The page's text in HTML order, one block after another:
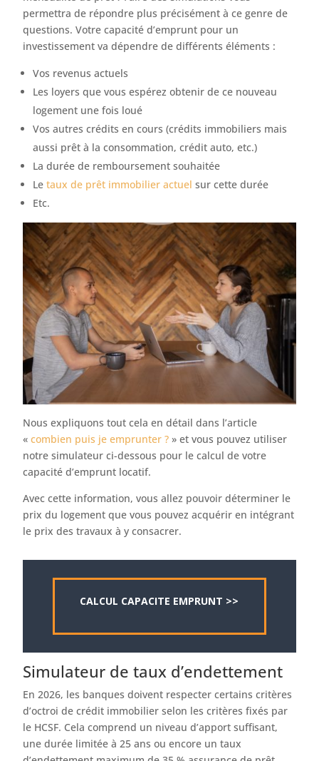
permettra de répondre plus précisément à ce genre de
questions. Votre capacité d’emprunt pour un
investissement va dépendre de différents éléments :
Vos revenus actuels
Les loyers que vous espérez obtenir de ce nouveau
logement une fois loué
Vos autres crédits en cours (crédits immobiliers mais
aussi prêt à la consommation, crédit auto, etc.)
La durée de remboursement souhaitée
Letaux de prêt immobilier actuel sur cette durée
Etc.
Nous expliquons tout cela en détail dans l’article
«combien puis je emprunter ? » et vous pouvez utiliser
notre simulateur ci-dessous pour le calcul de votre
capacité d’emprunt locatif.
Avec cette information, vous allez pouvoir déterminer le
prix du logement que vous pouvez acquérir en intégrant
le prix des travaux à y consacrer.
CALCUL CAPACITE EMPRUNT >>
Simulateur de taux d’endettement
En 2026, les banques doivent respecter certains critères
d’octroi de crédit immobilier selon les critères fixés par
le HCSF. Cela comprend un niveau d’apport suffisant,
une durée limitée à 25 ans ou encore un taux